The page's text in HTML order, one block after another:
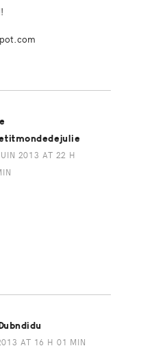
2013 AT 22 H
AT 16 H 01 MIN